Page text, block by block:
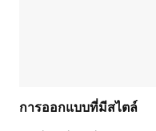
การออกแบบที่มีสไตล์